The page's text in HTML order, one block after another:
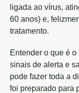
ligada ao vírus,
60 anos) e,
tratamento.
Entender o que é o
sinais de alerta e
pode fazer toda a
foi preparado para